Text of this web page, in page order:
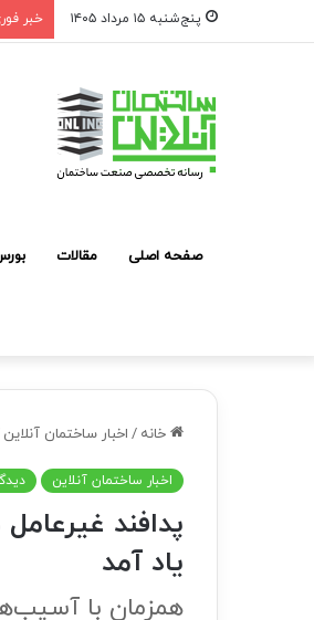
پنج‌شنبه ۱۵ مرداد ۱۴۰۵ خبر
صفحه اصلی مقالات
خانه / اخبار ساختمان آنلاین
اخبار ساختمان آنلاین
پدافند
یاد آمد